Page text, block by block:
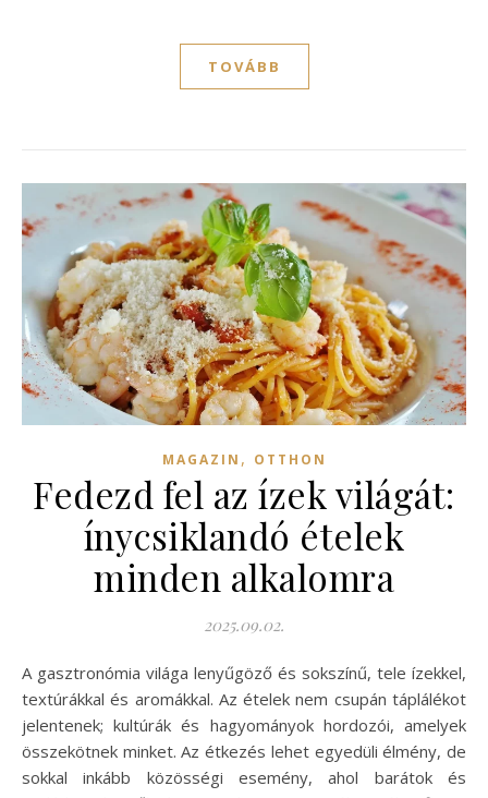
TOVÁBB
MAGAZIN , OTTHON
Fedezd fel az ízek világát:
ínycsiklandó ételek
minden alkalomra
2025.09.02.
A gasztronómia világa lenyűgöző és sokszínű, tele ízekkel,
textúrákkal és aromákkal. Az ételek nem csupán táplálékot
jelentenek; kultúrák és hagyományok hordozói, amelyek
összekötnek minket. Az étkezés lehet egyedüli élmény, de
sokkal inkább közösségi esemény, ahol barátok és